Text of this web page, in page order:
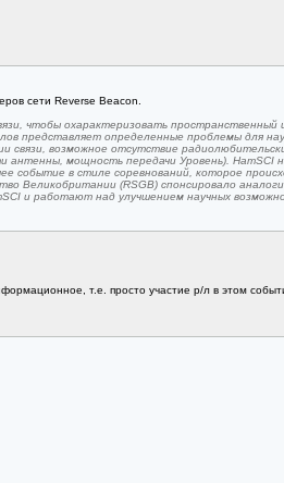
сети Reverse Beacon.
чтобы охарактеризовать
представляет определенные проблемы для
возможное отсутствие
мощность передачи Уровень). HamSCI
событие в стиле соревнований, которое
Великобритании (RSGB) спонсировало
и работают над улучшением научных
т.е. просто участие р/л в этом